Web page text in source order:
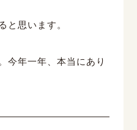
と思います。
今年一年、本当にあり